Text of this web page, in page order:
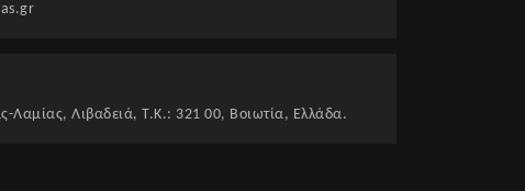
Λαμίας, Λιβαδειά, Τ.Κ.: 321 00, Βοιωτία, Ελλάδα.